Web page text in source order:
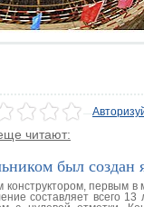
читают:
был создан
первым в
составляет всего